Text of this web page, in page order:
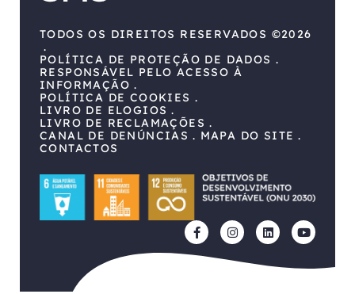
TODOS OS DIREITOS RESERVADOS ©2026
POLÍTICA DE PROTEÇÃO DE DADOS
RESPONSÁVEL PELO ACESSO À
INFORMAÇÃO
POLÍTICA DE COOKIES
LIVRO DE ELOGIOS
LIVRO DE RECLAMAÇÕES
CANAL DE DENÚNCIAS
MAPA DO SITE
CONTACTOS